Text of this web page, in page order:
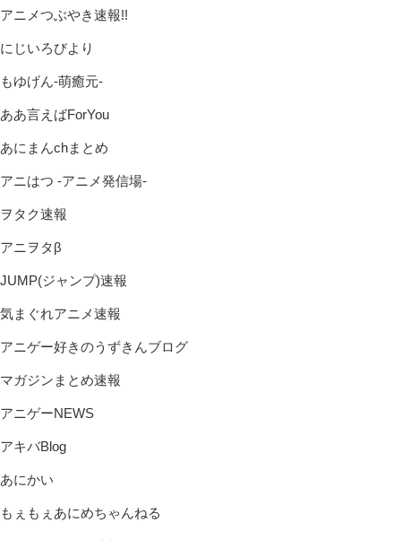
アニメつぶやき速報!!
にじいろびより
もゆげん-萌癒元-
ああ言えばForYou
あにまんchまとめ
アニはつ -アニメ発信場-
ヲタク速報
アニヲタβ
JUMP(ジャンプ)速報
気まぐれアニメ速報
アニゲー好きのうずきんブログ
マガジンまとめ速報
アニゲーNEWS
アキバBlog
あにかい
もぇもぇあにめちゃんねる